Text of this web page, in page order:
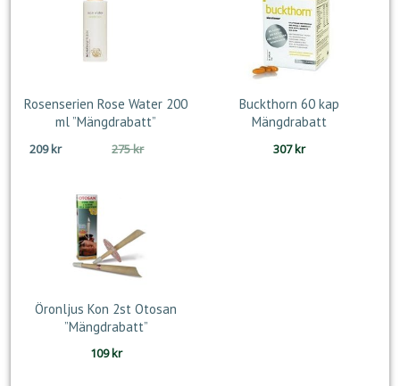
Rosenserien Rose Water 200
ml ”Mängdrabatt”
275krDet
209kr
Det
Buckthorn 60 kap
Mängdrabatt
307kr
Öronljus Kon 2st Otosan
”Mängdrabatt”
109kr